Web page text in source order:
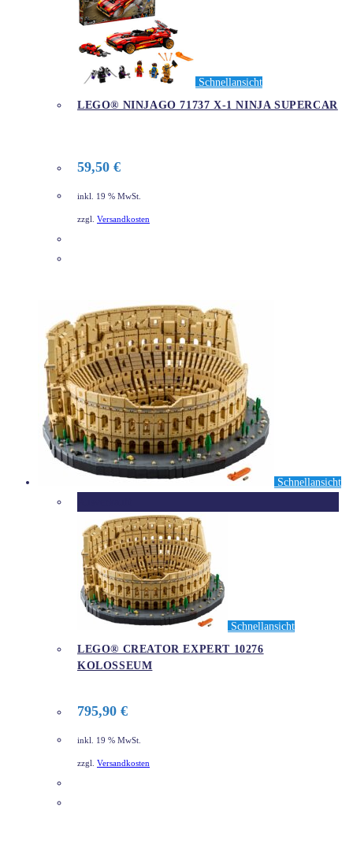
Schnellansicht
LEGO® NINJAGO 71737 X-1 NINJA SUPERCAR
59,50 €
inkl. 19 % MwSt.
zzgl. Versandkosten
Schnellansicht
Schnellansicht
LEGO® CREATOR EXPERT 10276
KOLOSSEUM
795,90 €
inkl. 19 % MwSt.
zzgl. Versandkosten